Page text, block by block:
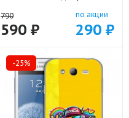
790
590 ₽
по акции
290 ₽
-25%